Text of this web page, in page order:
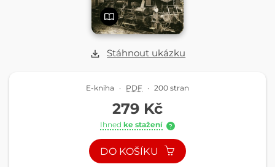
Stáhnout ukázku
E-kniha · PDF · 200 stran
279 Kč
Ihned ke stažení ?
DO KOŠÍKU